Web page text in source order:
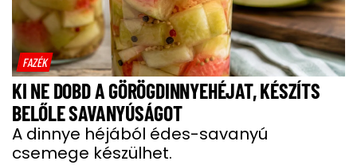
FAZÉK
KI NE DOBD A GÖRÖGDINNYEHÉJAT, KÉSZÍTS
BELŐLE SAVANYÚSÁGOT
A dinnye héjából édes-savanyú
csemege készülhet.